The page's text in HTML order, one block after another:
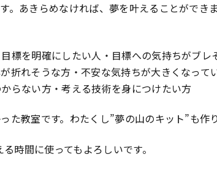
あきらめなければ、夢を叶えることができま
標を明確にしたい人・目標への気持ちがブ
折れそうな方・不安な気持ちが大きくなっ
らない方・考える技術を身につけたい方
た教室です。わたくし”夢の山のキット”も作
時間に使ってもよろしいです。